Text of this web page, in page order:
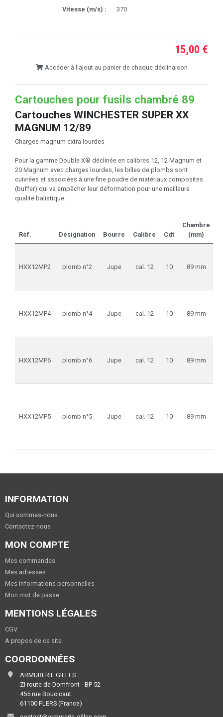
Vitesse (m/s) :
370
15,00 €
Accéder à l'ajout au panier de chaque déclinaison
Cartouches pour fusils chambré 89
Cartouches WINCHESTER SUPER XX
MAGNUM 12/89
Charges magnum extra lourdes
Pour la gamme Double X® déclinée en calibres 12, 12 Magnum et
20 Magnum avec charges lourdes, les billes de plombs sont
cuivrées et associées à une fine poudre de matériaux composites
(buffer) qui va empêcher leur déformation pour une meilleure
qualité balistique.
Réf. Désignation Bourre Calibre Cdt
Chambre
(mm)
HXX12MP2 plomb n°2 Jupe cal. 12 10 89 mm
HXX12MP4 plomb n°4 Jupe cal. 12 10 89 mm
HXX12MP6 plomb n°6 Jupe cal. 12 10 89 mm
HXX12MP5 plomb n°5 Jupe cal. 12 10 89 mm
INFORMATION
Qui sommes-nous
Contactez-nous
MON COMPTE
Mes commandes
Mes adresses
Mes informations personnelles
Mon mot de passe
MENTIONS LÉGALES
CGV
A propos de ce site
COORDONNÉES
ARMURERIE GILLES
ZI route de Domfront - BP 52
455 rue Boucicaut
61100 FLERS (France)